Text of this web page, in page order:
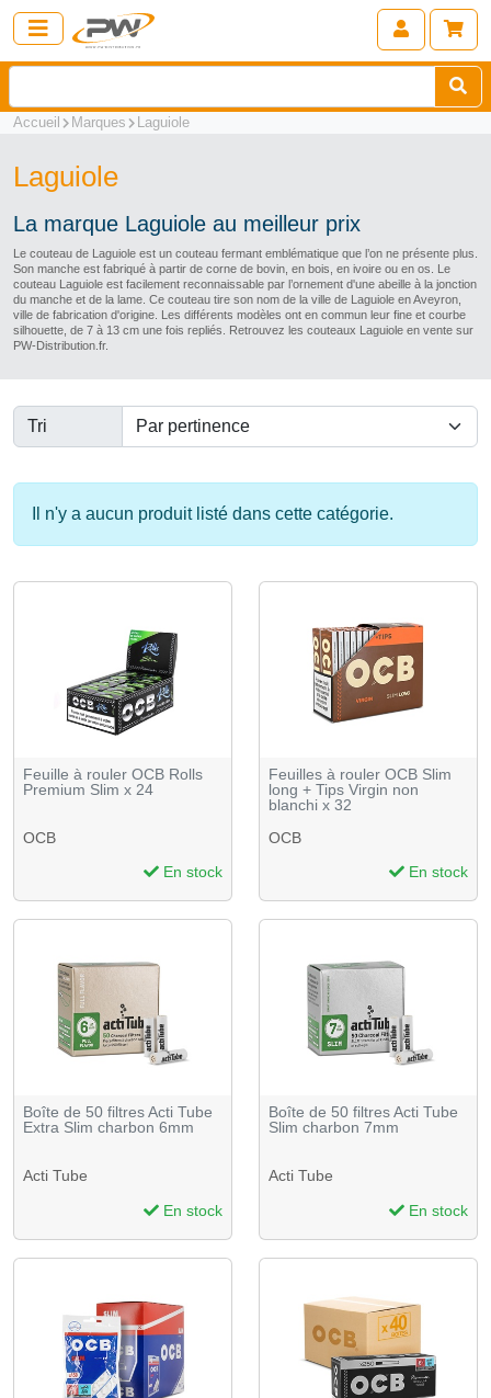
Accueil Marques Laguiole
Laguiole
La marque Laguiole au meilleur prix
Le couteau de Laguiole est un couteau fermant emblématique que l’on ne présente plus.
Son manche est fabriqué à partir de corne de bovin, en bois, en ivoire ou en os. Le
couteau Laguiole est facilement reconnaissable par l’ornement d'une abeille à la jonction
du manche et de la lame. Ce couteau tire son nom de la ville de Laguiole en Aveyron,
ville de fabrication d'origine. Les différents modèles ont en commun leur fine et courbe
silhouette, de 7 à 13 cm une fois repliés. Retrouvez les couteaux Laguiole en vente sur
PW-Distribution.fr.
Tri
Il n'y a aucun produit listé dans cette catégorie.
Feuille à rouler OCB Rolls
Premium Slim x 24
OCB
En stock
Feuilles à rouler OCB Slim
long + Tips Virgin non
blanchi x 32
OCB
En stock
Boîte de 50 filtres Acti Tube
Extra Slim charbon 6mm
Acti Tube
En stock
Boîte de 50 filtres Acti Tube
Slim charbon 7mm
Acti Tube
En stock